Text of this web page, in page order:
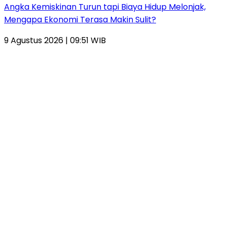
Angka Kemiskinan Turun tapi Biaya Hidup Melonjak,
Mengapa Ekonomi Terasa Makin Sulit?
9 Agustus 2026 | 09:51 WIB